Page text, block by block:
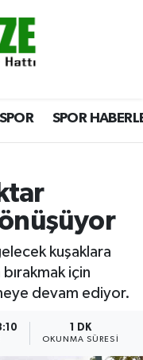
SPOR
kuşaklara
için
devam ediyor.
1 DK
OKUNMA SÜRESI